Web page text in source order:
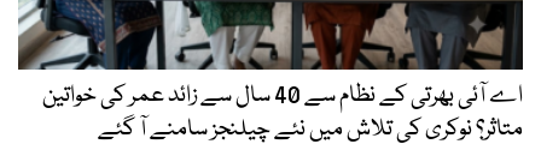
اے آئی بھرتی کے نظام سے 40 سال سے زائد عمر کی خواتین
متاثر؟ نوکری کی تلاش میں نئے چیلنجز سامنے آ گئے